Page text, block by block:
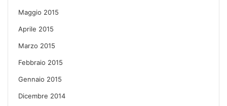
Maggio 2015
Aprile 2015
Marzo 2015
Febbraio 2015
Gennaio 2015
Dicembre 2014